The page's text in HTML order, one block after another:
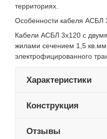
территориях.
Особенности кабеля АСБЛ
Кабели АСБЛ 3х120 с
жилами сечением 1,5
электрофицированного
Характеристики
Конструкция
Отзывы